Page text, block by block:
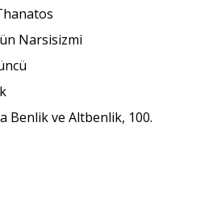
Narsisizmi
Benlik ve Altbenlik, 100.